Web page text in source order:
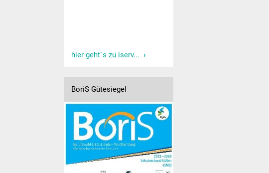
hier geht´s zu iserv...
BoriS Gütesiegel